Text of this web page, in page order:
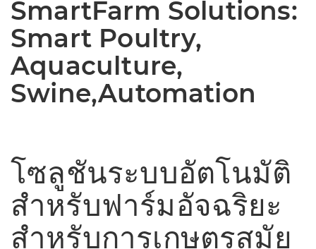
SmartFarm Solutions:
Smart Poultry,
Aquaculture,
Swine,Automation
โซลูชันระบบอัตโนมัติ
สำหรับฟาร์มอัจฉริยะ
สำหรับการเกษตรสมัย